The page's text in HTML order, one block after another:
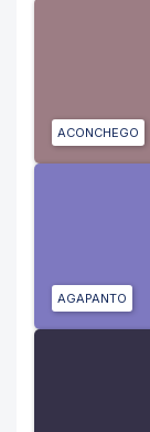
ACONCHEGO
AGAPANTO